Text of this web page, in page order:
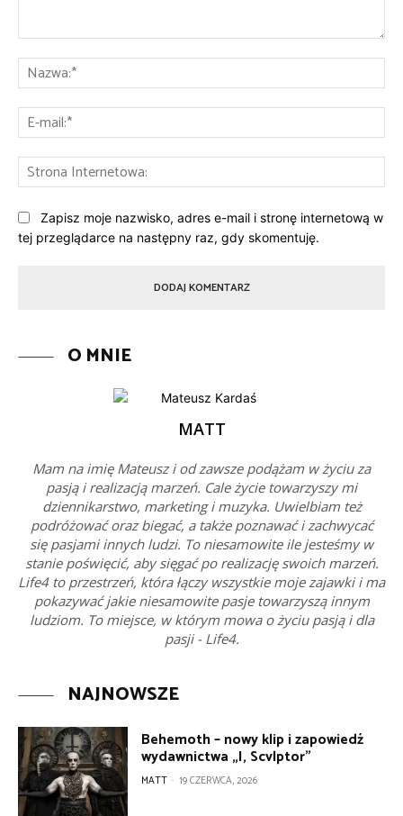
Zapisz moje nazwisko, adres e-mail i stronę internetową w
tej przeglądarce na następny raz, gdy skomentuję.
O MNIE
MATT
Mam na imię Mateusz i od zawsze podążam w życiu za
pasją i realizacją marzeń. Cale życie towarzyszy mi
dziennikarstwo, marketing i muzyka. Uwielbiam też
podróżować oraz biegać, a także poznawać i zachwycać
się pasjami innych ludzi. To niesamowite ile jesteśmy w
stanie poświęcić, aby sięgać po realizację swoich marzeń.
Life4 to przestrzeń, która łączy wszystkie moje zajawki i ma
pokazywać jakie niesamowite pasje towarzyszą innym
ludziom. To miejsce, w którym mowa o życiu pasją i dla
pasji - Life4.
NAJNOWSZE
Behemoth – nowy klip i zapowiedź
wydawnictwa „I, Scvlptor”
MATT - 19 CZERWCA, 2026